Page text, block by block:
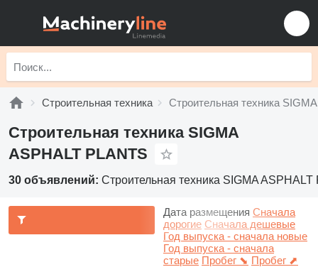
Строительная техника Строительная техника
Строительная техника SIGMA
ASPHALT PLANTS
30 объявлений: Строительная техника SIGMA ASPHALT
Дата размещения Сначала
дорогие Сначала дешевые
Год выпуска - сначала новые
Год выпуска - сначала
старые Пробег ⬊ Пробег ⬈